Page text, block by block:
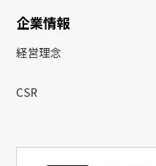
企業情報
経営理念
CSR